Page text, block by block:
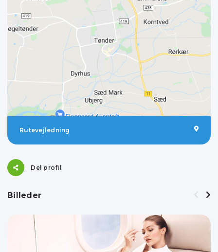
Rutevejledning
Del profil
Billeder